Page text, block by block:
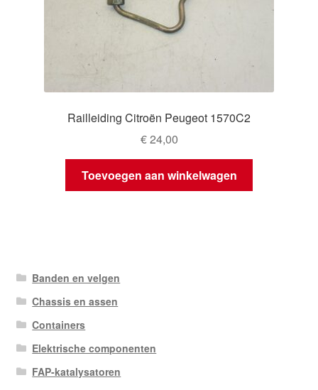
Railleiding Citroën Peugeot 1570C2
€24,00
Toevoegen aan winkelwagen
Banden en velgen
Chassis en assen
Containers
Elektrische componenten
FAP-katalysatoren